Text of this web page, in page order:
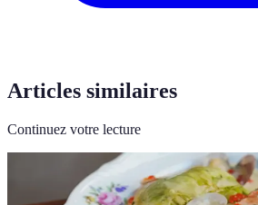
Articles similaires
Continuez votre lecture